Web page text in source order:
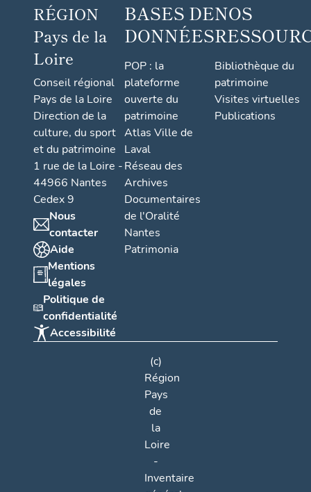
RÉGION
Pays de la
Loire
Conseil régional
Pays de la Loire
Direction de la
culture, du sport
et du patrimoine
1 rue de la Loire -
44966 Nantes
Cedex 9
Nous
contacter
Aide
Mentions
légales
Politique de
confidentialité
Accessibilité
BASES DE
DONNÉES
POP : la
plateforme
ouverte du
patrimoine
Atlas Ville de
Laval
Réseau des
Archives
Documentaires
de l'Oralité
Nantes
Patrimonia
NOS
Bibliothèque du
patrimoine
Visites virtuelles
Publications
(c)
Région
Pays
de
la
Loire
-
Inventaire